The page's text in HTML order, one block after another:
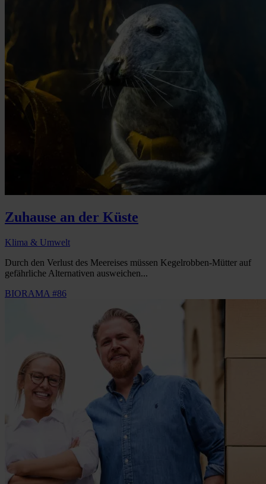
Zuhause an der Küste
Klima & Umwelt
Durch den Verlust des Meereises müssen Kegelrobben-Mütter auf
gefährliche Alternativen ausweichen...
BIORAMA #86